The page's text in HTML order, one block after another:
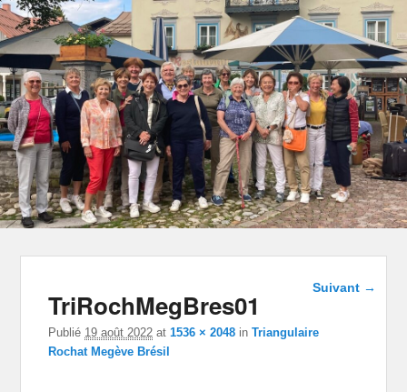
Navigation
Suivant →
TriRochMegBres01
Publié 19 août 2022 at1536 × 2048 inTriangulaire
Rochat Megève Brésil